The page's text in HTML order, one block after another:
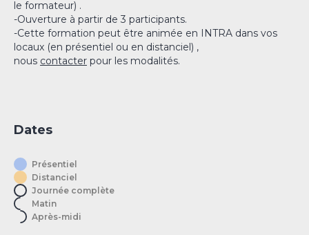
le formateur) .
-Ouverture à partir de 3 participants.
-Cette formation peut être animée en INTRA dans vos
locaux (en présentiel ou en distanciel) ,
nous contacter pour les modalités.
Dates
Présentiel
Distanciel
Journée complète
Matin
Après-midi